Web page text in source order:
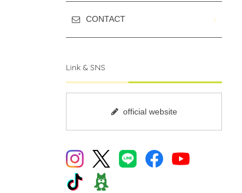
CONTACT
Link & SNS
official website